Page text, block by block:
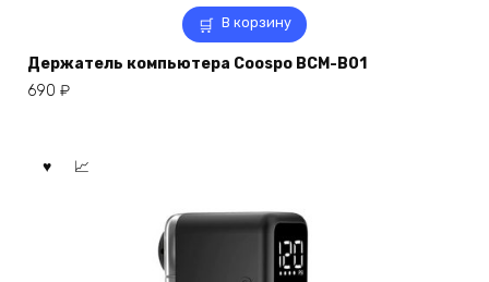
В корзину
Держатель компьютера Coospo BCM-B01
690 ₽